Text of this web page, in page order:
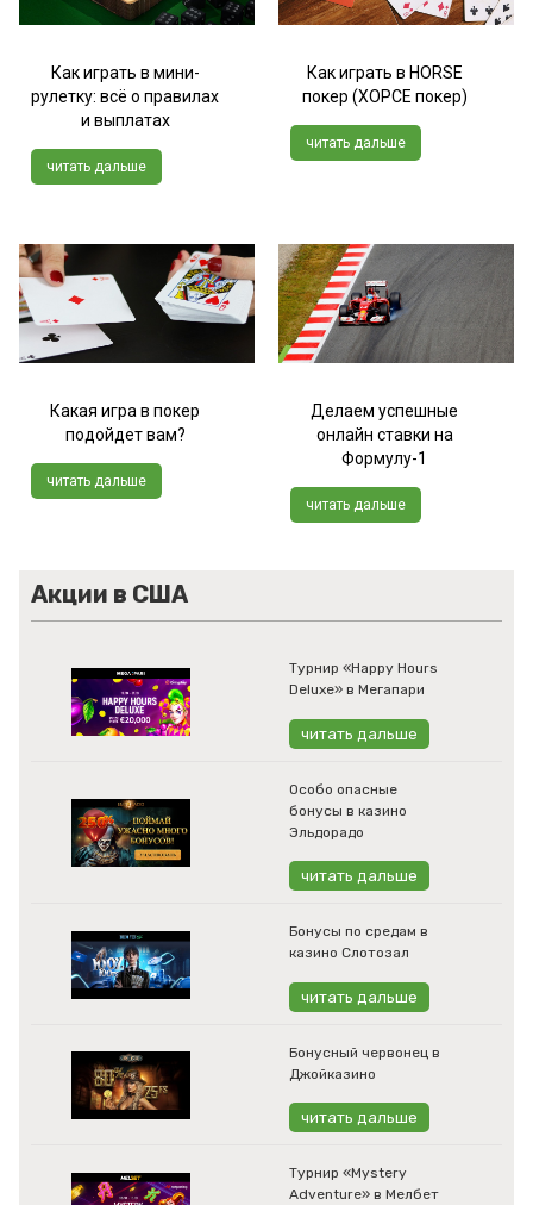
Как играть в мини-
рулетку: всё о правилах
и выплатах
читать дальше
Как играть в HORSE
покер (ХОРСЕ покер)
читать дальше
Какая игра в покер
подойдет вам?
читать дальше
Делаем успешные
онлайн ставки на
Формулу-1
читать дальше
Акции в США
Турнир «Happy Hours
Deluxe» в Мегапари
читать дальше
Особо опасные
бонусы в казино
Эльдорадо
читать дальше
Бонусы по средам в
казино Слотозал
читать дальше
Бонусный червонец в
Джойказино
читать дальше
Турнир «Mystery
Adventure» в Мелбет